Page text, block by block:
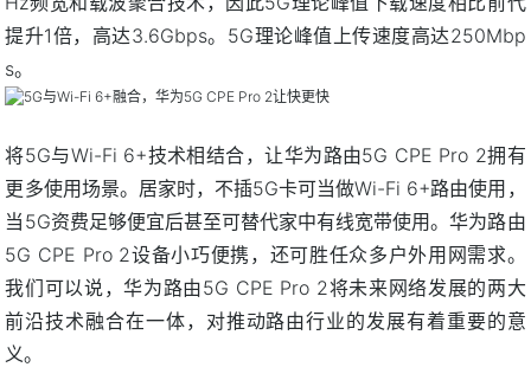
提升1倍，高达3.6Gbps。5G理论峰值上传速度高达250Mbp
s。
将5G与Wi-Fi 6+技术相结合，让华为路由5G CPE Pro 2拥有
更多使用场景。居家时，不插5G卡可当做Wi-Fi 6+路由使用，
当5G资费足够便宜后甚至可替代家中有线宽带使用。华为路由
5G CPE Pro 2设备小巧便携，还可胜任众多户外用网需求。
我们可以说，华为路由5G CPE Pro 2将未来网络发展的两大
前沿技术融合在一体，对推动路由行业的发展有着重要的意
义。